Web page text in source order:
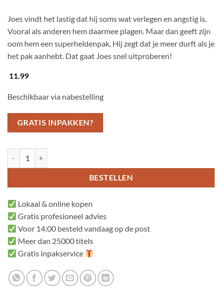
Joes vindt het lastig dat hij soms wat verlegen en angstig is.
Vooral als anderen hem daarmee plagen. Maar dan geeft zijn
oom hem een superheldenpak. Hij zegt dat je meer durft als je
het pak aanhebt. Dat gaat Joes snel uitproberen!
11.99
Beschikbaar via nabestelling
GRATIS INPAKKEN?
BESTELLEN
Lokaal & online kopen
Gratis profesioneel advies
Voor 14:00 besteld vandaag op de post
Meer dan 25000 titels
Gratis inpakservice